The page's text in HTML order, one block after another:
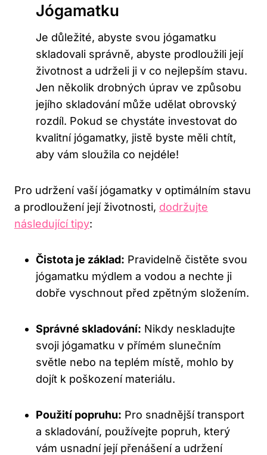
Jógamatku
Je důležité, abyste svou jógamatku
skladovali správně, abyste prodloužili její
životnost a udrželi‍ ji v co nejlepším stavu.⁢
Jen několik​ drobných úprav ve‍ způsobu
jejího skladování může udělat‌ obrovský
rozdíl. Pokud se ​chystáte investovat do
kvalitní jógamatky, jistě⁤ byste ‌měli chtít,
aby vám sloužila co nejdéle!
Pro udržení vaší jógamatky v optimálním stavu
⁤a prodloužení její⁣ životnosti, dodržujte
následující tipy:
Čistota ⁤je základ: Pravidelně čistěte svou
jógamatku ​mýdlem a vodou a nechte ji
dobře ⁤vyschnout před zpětným složením.
Správné skladování: Nikdy neskladujte​
svoji‍ jógamatku v přímém slunečním
⁤světle nebo na ‌teplém místě, mohlo by⁢
dojít k poškození materiálu.
Použití popruhu: Pro snadnější transport
a skladování, používejte popruh, který
⁢vám usnadní její přenášení a udržení